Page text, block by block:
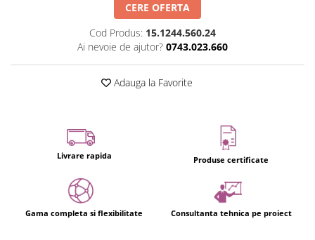
Usi glisante automate
Usi glisant-telescopice
Usi glisante pentru vitrine
Manere
CERE OFERTA
Cod Produs: 15.1244.560.24
Ai nevoie de ajutor? 0743.023.660
Adauga la Favorite
Livrare rapida Produse certificate
Gama completa si flexibilitate Consultanta tehnica pe proiect